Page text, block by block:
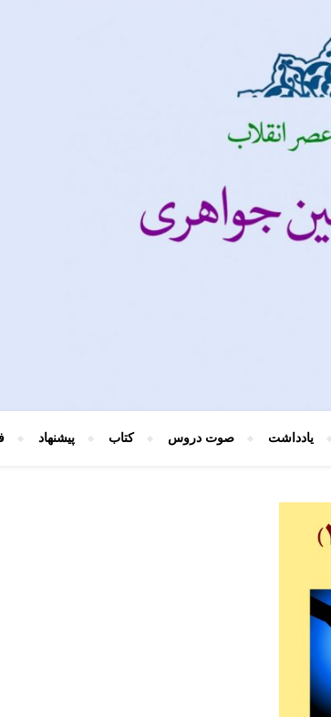
یادداشت صوت دروس کتاب پیشنهاد